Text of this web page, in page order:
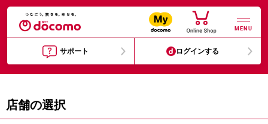
MENU
サポート ログインする
店舗の選択